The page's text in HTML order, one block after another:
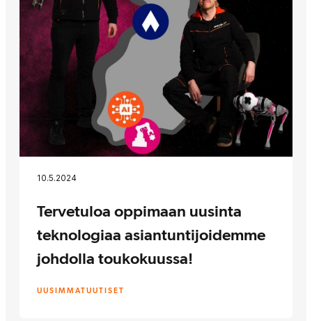
10.5.2024
UUSIMMATUUTISET
Tervetuloa oppimaan uusinta
teknologiaa asiantuntijoidemme
johdolla toukokuussa!